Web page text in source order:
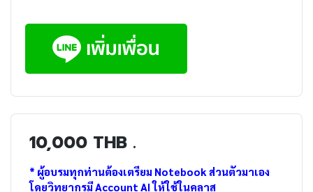
10,000 THB .
* ผู้อบรมทุกท่านต้องเตรียม Notebook ส่วนตัวมาเอง
โดยวิทยากรมี Account AI ให้ใช้ในคลาส